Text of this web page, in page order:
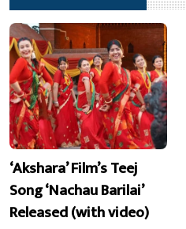
‘Akshara’ Film’s Teej
Song ‘Nachau Barilai’
Released (with video)